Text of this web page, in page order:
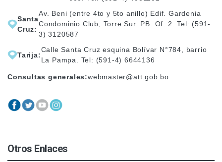
Santa
Cruz:
Av. Beni (entre 4to y 5to anillo) Edif. Gardenia
Condominio Club, Torre Sur. PB. Of. 2. Tel: (591-
3) 3120587
Tarija:
Calle Santa Cruz esquina Bolívar N°784, barrio
La Pampa. Tel: (591-4) 6644136
Consultas generales:webmaster@att.gob.bo
Otros Enlaces